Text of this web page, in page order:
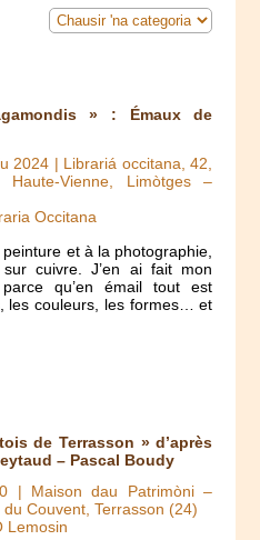
» : Émaux de
2024 | Librariá occitana, 42,
Vienne, Limòtges –
Occitana
et à la photographie,
cuivre. J’en ai fait mon
qu’en émail tout est
les couleurs, les formes… et
de Terrasson » d’après
– Pascal Boudy
| Maison dau Patrimòni –
Couvent, Terrasson (24)
Lemosin